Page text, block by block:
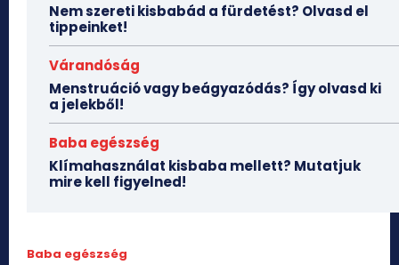
Nem szereti kisbabád a fürdetést? Olvasd el
tippeinket!
Várandóság
Menstruáció vagy beágyazódás? Így olvasd ki
a jelekből!
Baba egészség
Klímahasználat kisbaba mellett? Mutatjuk
mire kell figyelned!
Baba egészség